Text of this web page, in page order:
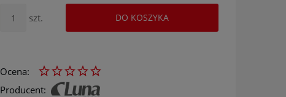
szt. DO KOSZYKA
Ocena:
Producent: